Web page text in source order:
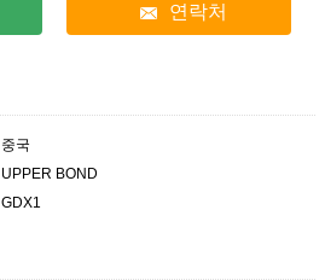
연락처
중국
UPPER BOND
GDX1